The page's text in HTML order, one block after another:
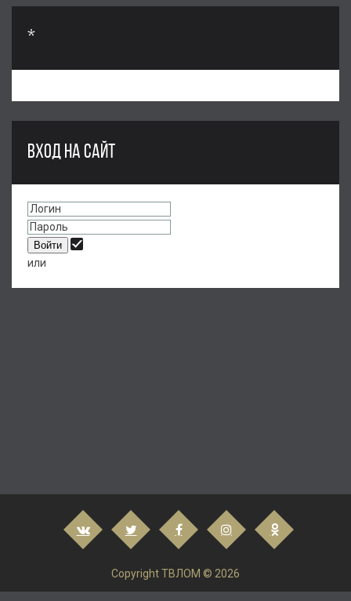
*
ВХОД НА САЙТ
или
Copyright ТВЛОМ © 2026